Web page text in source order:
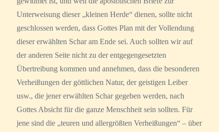
Unterweisung dieser „kleinen Herde“ dienen, sollte nicht
geschlossen werden, dass Gottes Plan mit der Vollendung
dieser erwählten Schar am Ende sei. Auch sollten wir auf
der anderen Seite nicht zu der entgegengesetzten
Übertreibung kommen und annehmen, dass die besonderen
Verheißungen der göttlichen Natur, der geistigen Leiber
usw., die jener erwählten Schar gegeben werden, nach
Gottes Absicht für die ganze Menschheit sein sollten. Für
jene sind die „teuren und allergrößten Verheißungen“ – über